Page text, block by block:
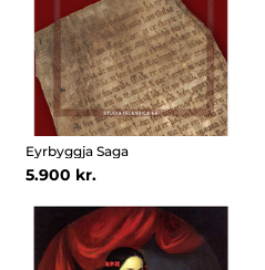
Eyrbyggja Saga
5.900 kr.